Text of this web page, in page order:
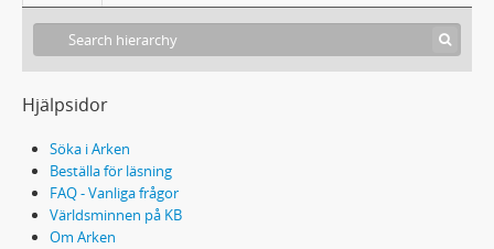
Hjälpsidor
Söka i Arken
Beställa för läsning
FAQ - Vanliga frågor
Världsminnen på KB
Om Arken
L213 - Gustaf Rune Eriks efterlämnade papper
1 - Brev till Gustaf Rune Eriks.
5 - Manuskript: Novellsamlingar
Manuskript: Enstaka noveller.
Manuskript: Dikter.
Manuskript: Artiklar och recensioner.